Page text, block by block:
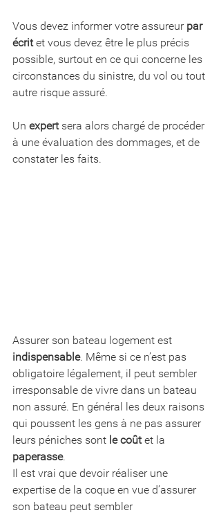
Vous devez informer votre assureur par
écrit et vous devez être le plus précis
possible, surtout en ce qui concerne les
circonstances du sinistre, du vol ou tout
autre risque assuré.
Un expert sera alors chargé de procéder
à une évaluation des dommages, et de
constater les faits.
Assurer son bateau logement est
indispensable. Même si ce n’est pas
obligatoire légalement, il peut sembler
irresponsable de vivre dans un bateau
non assuré. En général les deux raisons
qui poussent les gens à ne pas assurer
leurs péniches sont le coût et la
paperasse.
Il est vrai que devoir réaliser une
expertise de la coque en vue d’assurer
son bateau peut sembler